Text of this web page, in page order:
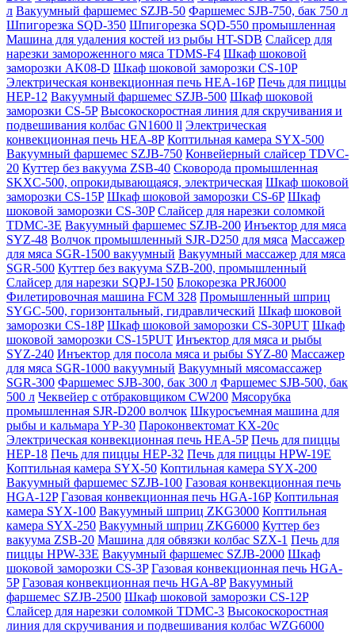
л Вакуумный фаршемес SZJB-50 Фаршемес SJB-750, бак 750 л
Шпигорезка SQD-350 Шпигорезка SQD-550 промышленная
Машина для удаления костей из рыбы HT-SDB Слайсер для
нарезки замороженного мяса TDMS-F4 Шкаф шоковой
заморозки AK08-D Шкаф шоковой заморозки CS-10P
Электрическая конвекционная печь HEA-16P Печь для пиццы
HEP-12 Вакуумный фаршемес SZJB-500 Шкаф шоковой
заморозки CS-5P Высокоскоростная линия для скручивания и
подвешивания колбас GN1600 ll Электрическая
конвекционная печь HEA-8P Коптильная камера SYX-500
Вакуумный фаршемес SZJB-750 Конвейерный слайсер TDVC-
20 Куттер без вакуума ZSB-40 Сковорода промышленная
SKXC-500, опрокидывающаяся, электрическая Шкаф шоковой
заморозки CS-15P Шкаф шоковой заморозки CS-6P Шкаф
шоковой заморозки CS-30P Слайсер для нарезки соломкой
TDMC-3E Вакуумный фаршемес SZJB-200 Инъектор для мяса
SYZ-48 Волчок промышленный SJR-D250 для мяса Массажер
для мяса SGR-1500 вакуумный Вакуумный массажер для мяса
SGR-500 Куттер без вакуума SZB-200, промышленный
Слайсер для нарезки SQPJ-150 Блокорезка PRJ6000
Филетировочная машина FCM 328 Промышленный шприц
SYGC-500, горизонтальный, гидравлический Шкаф шоковой
заморозки CS-18P Шкаф шоковой заморозки CS-30PUT Шкаф
шоковой заморозки CS-15PUT Инъектор для мяса и рыбы
SYZ-240 Инъектор для посола мяса и рыбы SYZ-80 Массажер
для мяса SGR-1000 вакуумный Вакуумный мясомассажер
SGR-300 Фаршемес SJB-300, бак 300 л Фаршемес SJB-500, бак
500 л Чеквейер с отбраковщиком CW200 Мясорубка
промышленная SJR-D200 волчок Шкуросъемная машина для
рыбы и кальмара YP-30 Пароконвектомат KX-20c
Электрическая конвекционная печь HEA-5P Печь для пиццы
HEP-18 Печь для пиццы HEP-32 Печь для пиццы HPW-19E
Коптильная камера SYX-50 Коптильная камера SYX-200
Вакуумный фаршемес SZJB-100 Газовая конвекционная печь
HGA-12P Газовая конвекционная печь HGA-16P Коптильная
камера SYX-100 Вакуумный шприц ZKG3000 Коптильная
камера SYX-250 Вакуумный шприц ZKG6000 Куттер без
вакуума ZSB-20 Машина для обвязки колбас SZX-1 Печь для
пиццы HPW-33E Вакуумный фаршемес SZJB-2000 Шкаф
шоковой заморозки CS-3P Газовая конвекционная печь HGA-
5P Газовая конвекционная печь HGA-8P Вакуумный
фаршемес SZJB-2500 Шкаф шоковой заморозки CS-12P
Слайсер для нарезки соломкой TDMC-3 Высокоскоростная
линия для скручивания и подвешивания колбас WZG6000